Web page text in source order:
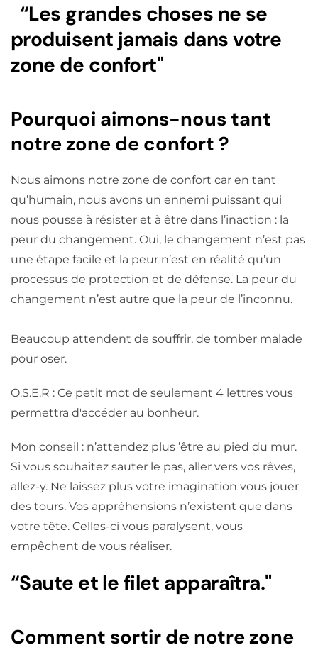
“Les grandes choses ne se
produisent jamais dans votre
zone de confort"
Pourquoi aimons-nous tant
notre zone de confort ?
Nous aimons notre zone de confort car en tant
qu’humain, nous avons un ennemi puissant qui
nous pousse à résister et à être dans l’inaction : la
peur du changement. Oui, le changement n’est pas
une étape facile et la peur n’est en réalité qu’un
processus de protection et de défense. La peur du
changement n’est autre que la peur de l’inconnu.
Beaucoup attendent de souffrir, de tomber malade
pour oser.
O.S.E.R : Ce petit mot de seulement 4 lettres vous
permettra d'accéder au bonheur.
Mon conseil : n’attendez plus ’être au pied du mur.
Si vous souhaitez sauter le pas, aller vers vos rêves,
allez-y. Ne laissez plus votre imagination vous jouer
des tours. Vos appréhensions n’existent que dans
votre tête. Celles-ci vous paralysent, vous
empêchent de vous réaliser.
“Saute et le filet apparaîtra."
Comment sortir de notre zone